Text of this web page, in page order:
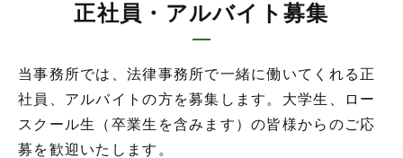
正社員・アルバイト募集
当事務所では、法律事務所で一緒に働いてくれる正
社員、アルバイトの方を募集します。大学生、ロー
スクール生（卒業生を含みます）の皆様からのご応
募を歓迎いたします。